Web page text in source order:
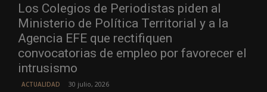
Los Colegios de Periodistas piden al
Ministerio de Política Territorial y a la
Agencia EFE que rectifiquen
convocatorias de empleo por favorecer el
intrusismo
ACTUALIDAD 30 julio, 2026